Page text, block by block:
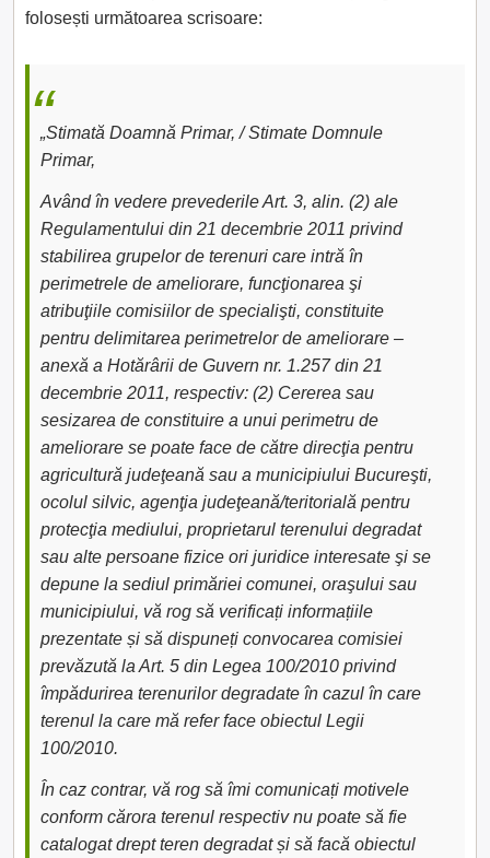
folosești următoarea scrisoare:
„Stimată Doamnă Primar, / Stimate Domnule
Primar,
Având în vedere prevederile Art. 3, alin. (2) ale
Regulamentului din 21 decembrie 2011 privind
stabilirea grupelor de terenuri care intră în
perimetrele de ameliorare, funcţionarea şi
atribuţiile comisiilor de specialişti, constituite
pentru delimitarea perimetrelor de ameliorare –
anexă a Hotărârii de Guvern nr. 1.257 din 21
decembrie 2011, respectiv: (2) Cererea sau
sesizarea de constituire a unui perimetru de
ameliorare se poate face de către direcţia pentru
agricultură judeţeană sau a municipiului Bucureşti,
ocolul silvic, agenţia judeţeană/teritorială pentru
protecţia mediului, proprietarul terenului degradat
sau alte persoane fizice ori juridice interesate şi se
depune la sediul primăriei comunei, oraşului sau
municipiului, vă rog să verificați informațiile
prezentate și să dispuneți convocarea comisiei
prevăzută la Art. 5 din Legea 100/2010 privind
împădurirea terenurilor degradate în cazul în care
terenul la care mă refer face obiectul Legii
100/2010.
În caz contrar, vă rog să îmi comunicați motivele
conform cărora terenul respectiv nu poate să fie
catalogat drept teren degradat și să facă obiectul